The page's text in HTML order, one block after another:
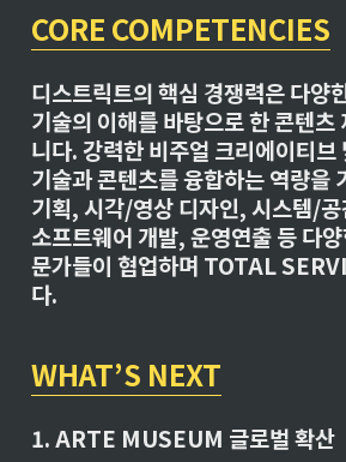
24
d'
ric
t}
}\
co
lo
r{
#
F
F
F
}\
co
lo
rb
CORE COMPETENCIES
디스트릭트의 핵심 경쟁력은 다양
기술의 이해를 바탕으로 한 콘텐츠
니다. 강력한 비주얼 크리에이티브
기술과 콘텐츠를 융합하는 역량을
기획, 시각/영상 디자인, 시스템/
소프트웨어 개발, 운영연출 등 다
문가들이 협업하며 TOTAL
다.
WHAT’S NEXT
1. ARTE MUSEUM 글로벌 확산